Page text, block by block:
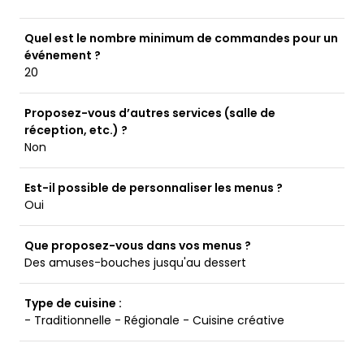
Quel est le nombre minimum de commandes pour un
événement ?
20
Proposez-vous d’autres services (salle de
réception, etc.) ?
Non
Est-il possible de personnaliser les menus ?
Oui
Que proposez-vous dans vos menus ?
Des amuses-bouches jusqu'au dessert
Type de cuisine :
- Traditionnelle - Régionale - Cuisine créative